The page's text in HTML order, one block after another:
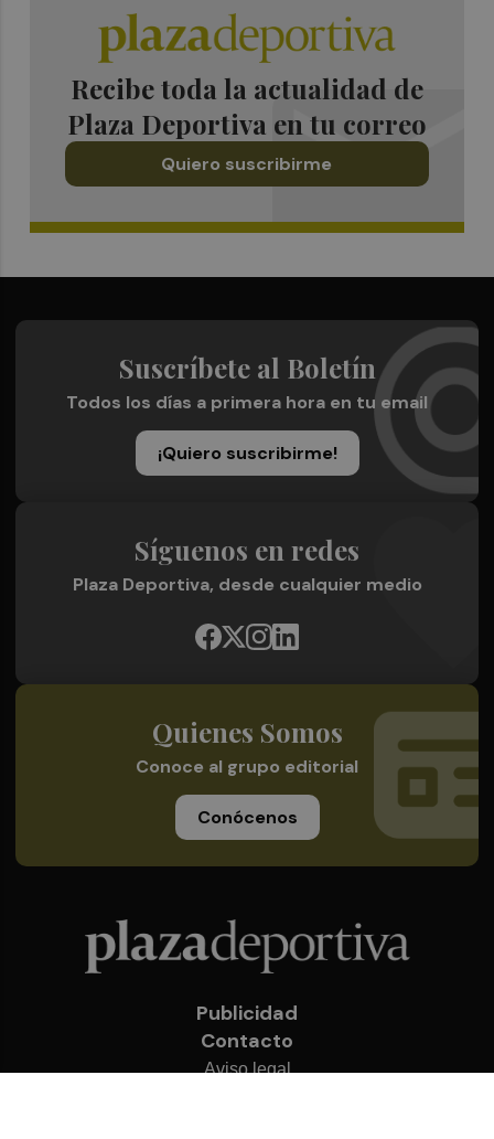
Recibe toda la actualidad de
Plaza Deportiva en tu correo
Quiero suscribirme
Suscríbete al Boletín
Todos los días a primera hora en tu email
¡Quiero suscribirme!
Síguenos en redes
Plaza Deportiva, desde cualquier medio
Quienes Somos
Conoce al grupo editorial
Conócenos
Publicidad
Contacto
Aviso legal